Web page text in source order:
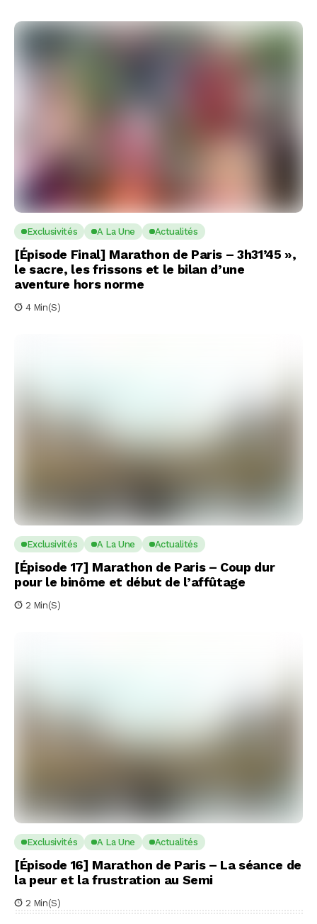
Exclusivités A La Une Actualités
[Épisode Final] Marathon de Paris – 3h31’45 »,
le sacre, les frissons et le bilan d’une
aventure hors norme
4 Min(s)
Exclusivités A La Une Actualités
[Épisode 17] Marathon de Paris – Coup dur
pour le binôme et début de l’affûtage
2 Min(s)
Exclusivités A La Une Actualités
[Épisode 16] Marathon de Paris – La séance de
la peur et la frustration au Semi
2 Min(s)